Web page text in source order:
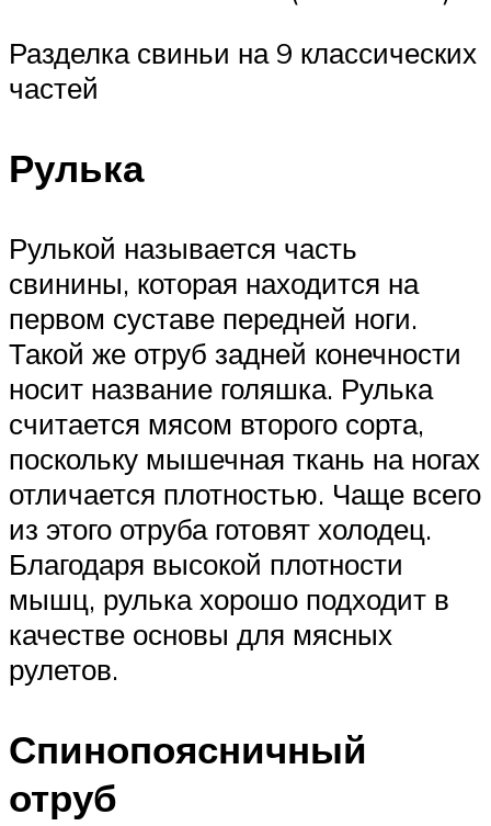
Разделка свиньи на 9 классических
частей
Рулька
Рулькой называется часть
свинины, которая находится на
первом суставе передней ноги.
Такой же отруб задней конечности
носит название голяшка. Рулька
считается мясом второго сорта,
поскольку мышечная ткань на ногах
отличается плотностью. Чаще всего
из этого отруба готовят холодец.
Благодаря высокой плотности
мышц, рулька хорошо подходит в
качестве основы для мясных
рулетов.
Спинопоясничный
отруб